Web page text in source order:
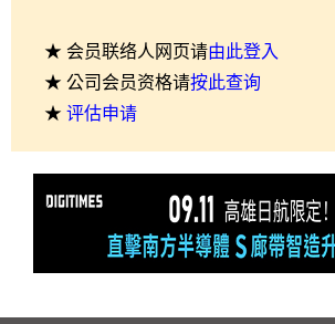
★ 会员联络人网页请由此登入
★ 公司会员资格请按此查询
★ 评估申请